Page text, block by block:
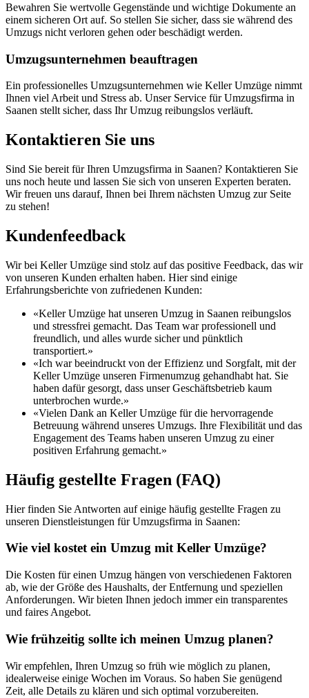
Bewahren Sie wertvolle Gegenstände und wichtige Dokumente an
einem sicheren Ort auf. So stellen Sie sicher, dass sie während des
Umzugs nicht verloren gehen oder beschädigt werden.
Umzugsunternehmen beauftragen
Ein professionelles Umzugsunternehmen wie Keller Umzüge nimmt
Ihnen viel Arbeit und Stress ab. Unser Service für Umzugsfirma in
Saanen stellt sicher, dass Ihr Umzug reibungslos verläuft.
Kontaktieren Sie uns
Sind Sie bereit für Ihren Umzugsfirma in Saanen? Kontaktieren Sie
uns noch heute und lassen Sie sich von unseren Experten beraten.
Wir freuen uns darauf, Ihnen bei Ihrem nächsten Umzug zur Seite
zu stehen!
Kundenfeedback
Wir bei Keller Umzüge sind stolz auf das positive Feedback, das wir
von unseren Kunden erhalten haben. Hier sind einige
Erfahrungsberichte von zufriedenen Kunden:
«Keller Umzüge hat unseren Umzug in Saanen reibungslos
und stressfrei gemacht. Das Team war professionell und
freundlich, und alles wurde sicher und pünktlich
transportiert.»
«Ich war beeindruckt von der Effizienz und Sorgfalt, mit der
Keller Umzüge unseren Firmenumzug gehandhabt hat. Sie
haben dafür gesorgt, dass unser Geschäftsbetrieb kaum
unterbrochen wurde.»
«Vielen Dank an Keller Umzüge für die hervorragende
Betreuung während unseres Umzugs. Ihre Flexibilität und das
Engagement des Teams haben unseren Umzug zu einer
positiven Erfahrung gemacht.»
Häufig gestellte Fragen (FAQ)
Hier finden Sie Antworten auf einige häufig gestellte Fragen zu
unseren Dienstleistungen für Umzugsfirma in Saanen:
Wie viel kostet ein Umzug mit Keller Umzüge?
Die Kosten für einen Umzug hängen von verschiedenen Faktoren
ab, wie der Größe des Haushalts, der Entfernung und speziellen
Anforderungen. Wir bieten Ihnen jedoch immer ein transparentes
und faires Angebot.
Wie frühzeitig sollte ich meinen Umzug planen?
Wir empfehlen, Ihren Umzug so früh wie möglich zu planen,
idealerweise einige Wochen im Voraus. So haben Sie genügend
Zeit, alle Details zu klären und sich optimal vorzubereiten.